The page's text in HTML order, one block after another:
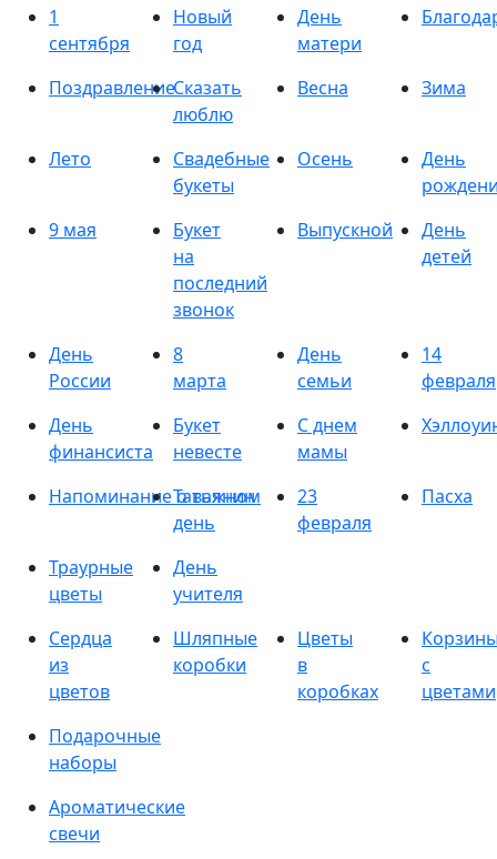
1
сентября
Новый
год
День
матери
ПоздравлениеСказать
люблю
Весна Зима
Лето
Свадебные
букеты
Осень
День
9 мая
Букет
на
последний
звонок
Выпускной
День
детей
День
России
8
марта
День
семьи
14
февраля
День
финансиста
Букет
невесте
С днем
мамы
Напоминание о важном
Татьянин
день
23
февраля
Пасха
Траурные
цветы
День
учителя
Сердца
из
цветов
Шляпные
коробки
Цветы
в
коробках
с
цветами
Подарочные
наборы
Ароматические
свечи